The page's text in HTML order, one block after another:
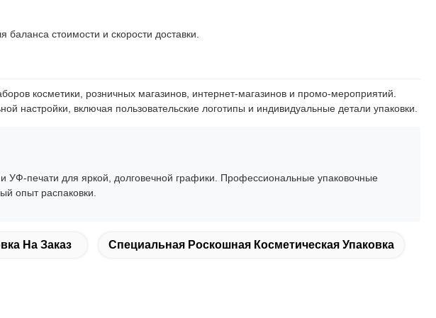
стоимости и скорости доставки.
косметики, розничных магазинов, интернет-магазинов и промо-мероприятий.
настройки, включая пользовательские логотипы и индивидуальные детали упаковки.
УФ-печати для яркой, долговечной графики. Профессиональные упаковочные
опыт распаковки.
На Заказ Специальная Роскошная Косметическая Упаковка